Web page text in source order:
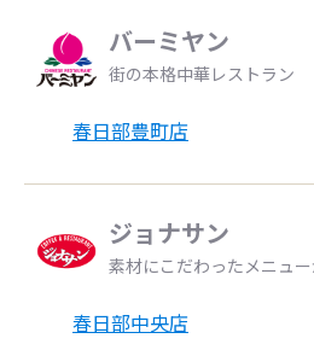
バーミヤン
街の本格中華レストラン
春日部豊町店
ジョナサン
素材にこだわったメニュ
春日部中央店